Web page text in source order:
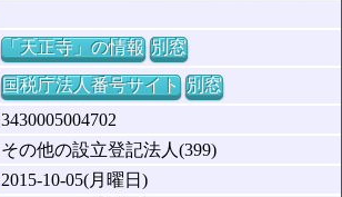
「天正寺」の情報 別窓
国税庁法人番号サイト 別窓
3430005004702
その他の設立登記法人(399)
2015-10-05(月曜日)